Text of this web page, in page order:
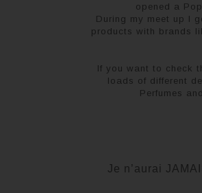
opened a
During my meet up I
products with brands
If you want to check
loads of different
Perfumes
Je n’aurai